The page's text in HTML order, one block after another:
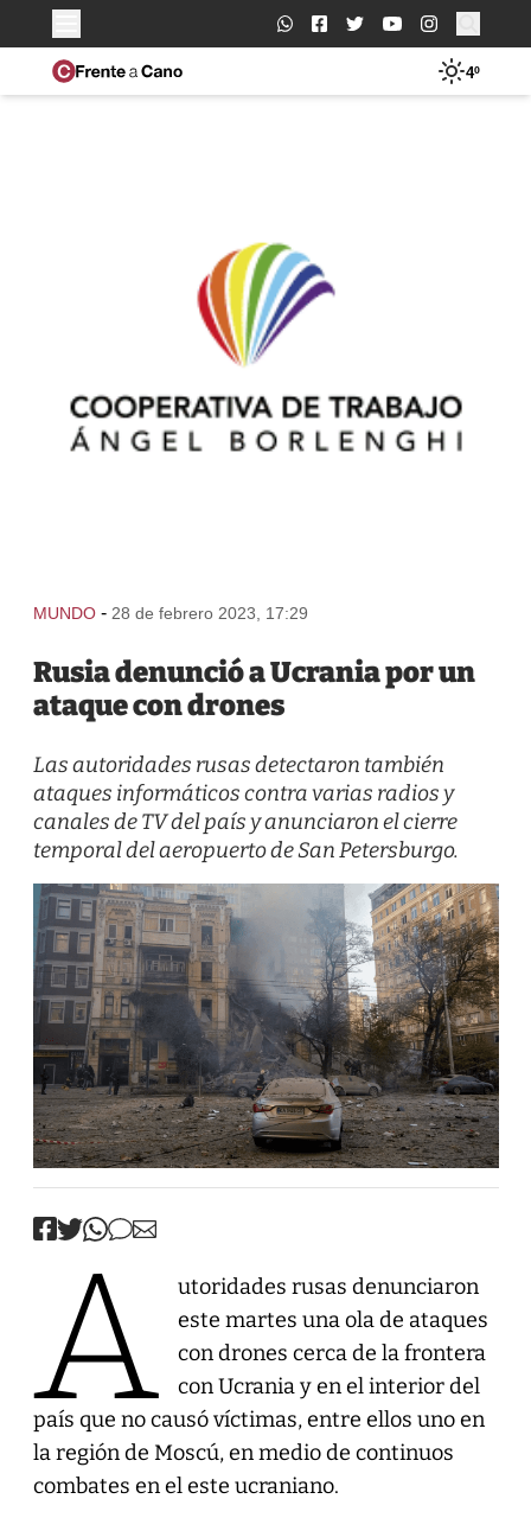
Buscar:
4º
MUNDO - 28 de febrero 2023, 17:29
Rusia denunció a Ucrania por un
ataque con drones
Las autoridades rusas detectaron también
ataques informáticos contra varias radios y
canales de TV del país y anunciaron el cierre
temporal del aeropuerto de San Petersburgo.
A
utoridades rusas denunciaron
este martes una ola de ataques
con drones cerca de la frontera
con Ucrania y en el interior del
país que no causó víctimas, entre ellos uno en
la región de Moscú, en medio de continuos
combates en el este ucraniano.